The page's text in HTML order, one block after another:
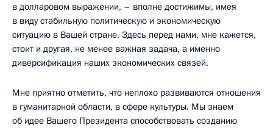
в долларовом выражении, – вполне достижимы, имея
в виду стабильную политическую и экономическую
ситуацию в Вашей стране. Здесь перед нами, мне кажется,
стоит и другая, не менее важная задача, а именно
диверсификация наших экономических связей.
Мне приятно отметить, что неплохо развиваются отношения
в гуманитарной области, в сфере культуры. Мы знаем
об идее Вашего Президента способствовать созданию